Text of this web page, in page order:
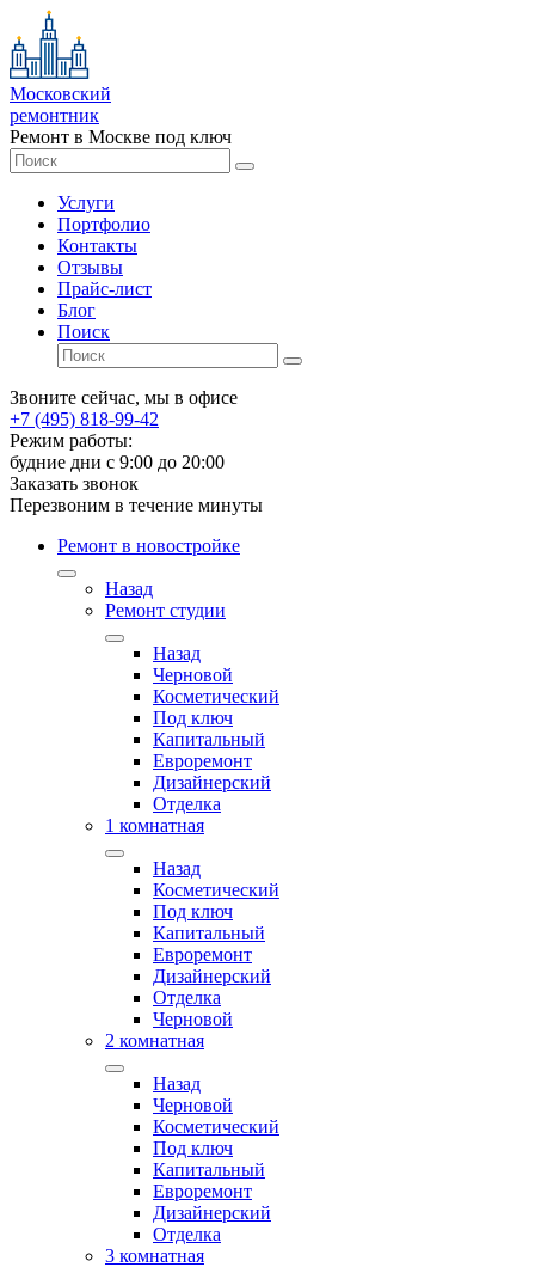
Московский
ремонтник
Ремонт в Москве под ключ
Услуги
Портфолио
Контакты
Отзывы
Прайс-лист
Блог
Поиск
Звоните сейчас, мы в офисе
+7 (495) 818-99-42
Режим работы:
будние дни с 9:00 до 20:00
Заказать звонок
Перезвоним в течение минуты
Ремонт в новостройке
Назад
Ремонт студии
Назад
Черновой
Косметический
Под ключ
Капитальный
Евроремонт
Дизайнерский
Отделка
1 комнатная
Назад
Косметический
Под ключ
Капитальный
Евроремонт
Дизайнерский
Отделка
Черновой
2 комнатная
Назад
Черновой
Косметический
Под ключ
Капитальный
Евроремонт
Дизайнерский
Отделка
3 комнатная